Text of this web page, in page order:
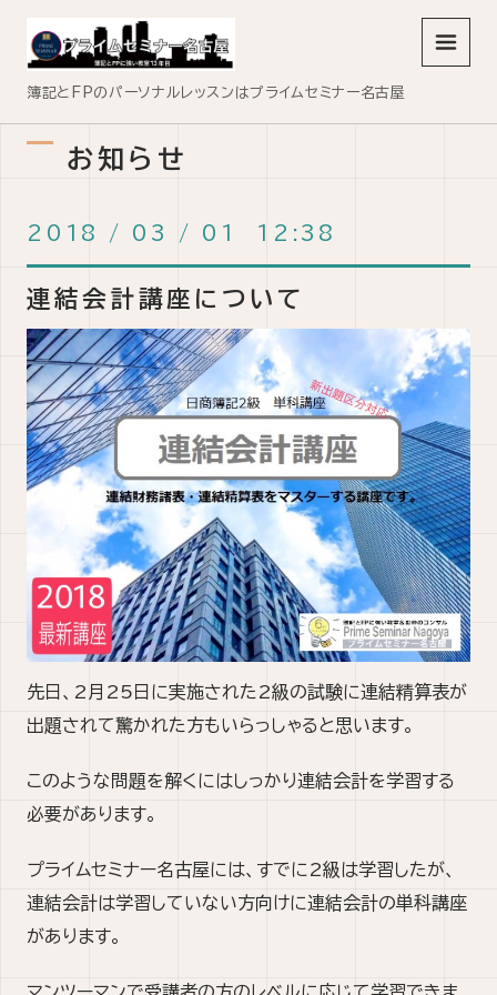
簿記とFPのパーソナルレッスンはプライムセミナー名古屋
メニュ
お知らせ
2018 / 03 / 01 12:38
連結会計講座について
先日、2月25日に実施された2級の試験に連結精算表が
出題されて驚かれた方もいらっしゃると思います。
このような問題を解くにはしっかり連結会計を学習する
必要があります。
プライムセミナー名古屋には、すでに2級は学習したが、
連結会計は学習していない方向けに連結会計の単科講座
があります。